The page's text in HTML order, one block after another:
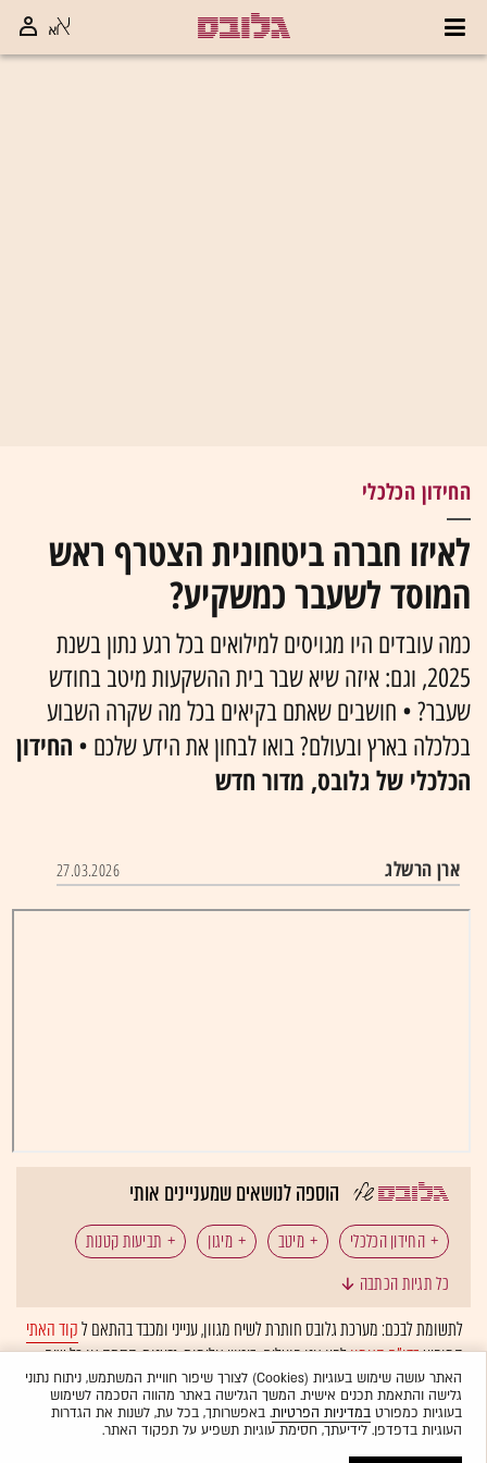
החידון הכלכלי
לאיזו חברה ביטחונית הצטרף ראש
המוסד לשעבר כמשקיע?
כמה עובדים היו מגויסים למילואים בכל רגע נתון בשנת
2025, וגם: איזה שיא שבר בית ההשקעות מיטב בחודש
שעבר? • חושבים שאתם בקיאים בכל מה שקרה השבוע
בכלכלה בארץ ובעולם? בואו לבחון את הידע שלכם • החידון
הכלכלי של גלובס, מדור חדש
ארן הרשלג 27.03.2026
הוספה לנושאים שמעניינים אותי
החידון הכלכלי מיטב מיגון תביעות קטנות
איראן ארה"ב
ישראל קנדה שדה דב מילואים
כל תגיות הכתבה
לתשומת לבכם: מערכת גלובס חותרת לשיח מגוון, ענייני ומכבד בהתאם לקוד האתי
המופיעבדו"ח האמוןלפיו אנו פועלים. ביטויי אלימות, גזענות, הסתה או כל שיח
בלתי הולם אחר מסוננים בצורהאוטומטיתולא יפורסמו באתר.
האתר עושה שימוש בעוגיות (Cookies) לצורך שיפור חוויית המשתמש, ניתוח נתוני
גלישה והתאמת תכנים אישית. המשך הגלישה באתר מהווה הסכמה לשימוש
בעוגיות כמפורטבמדיניות הפרטיות. באפשרותך, בכל עת, לשנות את הגדרות
העוגיות בדפדפן. לידיעתך, חסימת עוגיות תשפיע על תפקוד האתר.